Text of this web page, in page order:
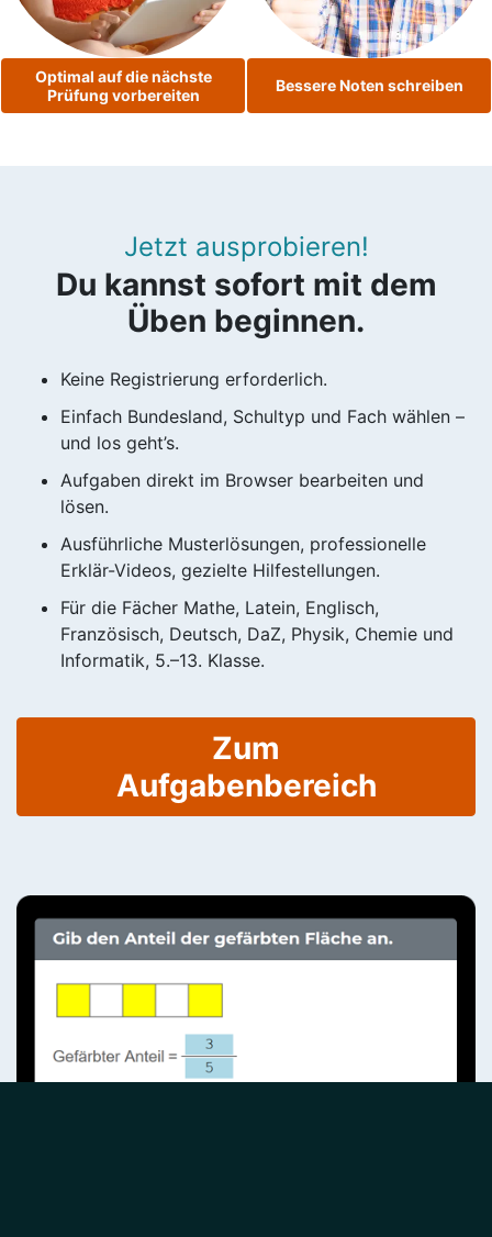
Optimal auf die nächste
Prüfung vorbereiten
Bessere Noten schreiben
Jetzt ausprobieren!
Du kannst sofort mit dem
Üben beginnen.
Keine Registrierung erforderlich.
Einfach Bundesland, Schultyp und Fach wählen –
und los geht’s.
Aufgaben direkt im Browser bearbeiten und
lösen.
Ausführliche Musterlösungen, professionelle
Erklär-Videos, gezielte Hilfestellungen.
Für die Fächer Mathe, Latein, Englisch,
Französisch, Deutsch, DaZ, Physik, Chemie und
Informatik, 5.–13. Klasse.
Zum
Aufgabenbereich